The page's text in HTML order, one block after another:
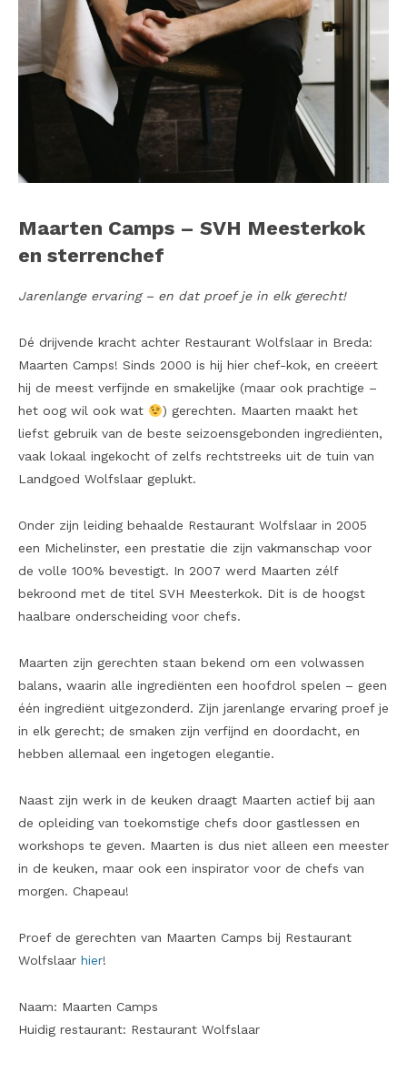
Maarten Camps – SVH Meesterkok
en sterrenchef
Jarenlange ervaring – en dat proef je in elk gerecht!
Dé drijvende kracht achter Restaurant Wolfslaar in Breda:
Maarten Camps! Sinds 2000 is hij hier chef-kok, en creëert
hij de meest verfijnde en smakelijke (maar ook prachtige –
het oog wil ook wat
) gerechten. Maarten maakt het
liefst gebruik van de beste seizoensgebonden ingrediënten,
vaak lokaal ingekocht of zelfs rechtstreeks uit de tuin van
Landgoed Wolfslaar geplukt.
Onder zijn leiding behaalde Restaurant Wolfslaar in 2005
een Michelinster, een prestatie die zijn vakmanschap voor
de volle 100% bevestigt. In 2007 werd Maarten zélf
bekroond met de titel SVH Meesterkok. Dit is de hoogst
haalbare onderscheiding voor chefs.
Maarten zijn gerechten staan bekend om een volwassen
balans, waarin alle ingrediënten een hoofdrol spelen – geen
één ingrediënt uitgezonderd. Zijn jarenlange ervaring proef je
in elk gerecht; de smaken zijn verfijnd en doordacht, en
hebben allemaal een ingetogen elegantie.
Naast zijn werk in de keuken draagt Maarten actief bij aan
de opleiding van toekomstige chefs door gastlessen en
workshops te geven. Maarten is dus niet alleen een meester
in de keuken, maar ook een inspirator voor de chefs van
morgen. Chapeau!
Proef de gerechten van Maarten Camps bij Restaurant
Wolfslaar hier!
Naam: Maarten Camps
Huidig restaurant: Restaurant Wolfslaar